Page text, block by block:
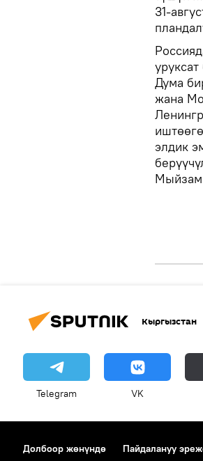
31-
Дума
жана
элдик
Мыйзам
Кыргызстан
Telegram VK
Долбоор жөнүндө Пайдалануу